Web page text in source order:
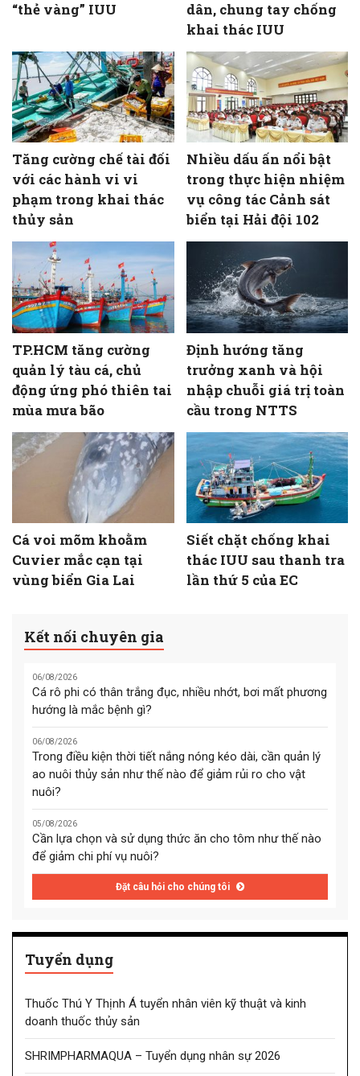
“thẻ vàng” IUU
dân, chung tay chống
khai thác IUU
Tăng cường chế tài đối
với các hành vi vi
phạm trong khai thác
thủy sản
Nhiều dấu ấn nổi bật
trong thực hiện nhiệm
vụ công tác Cảnh sát
biển tại Hải đội 102
TP.HCM tăng cường
quản lý tàu cá, chủ
động ứng phó thiên tai
mùa mưa bão
Định hướng tăng
trưởng xanh và hội
nhập chuỗi giá trị toàn
cầu trong NTTS
Cá voi mõm khoằm
Cuvier mắc cạn tại
vùng biển Gia Lai
Siết chặt chống khai
thác IUU sau thanh tra
lần thứ 5 của EC
Kết nối chuyên gia
06/08/2026
Cá rô phi có thân trắng đục, nhiều nhớt, bơi mất phương
hướng là mắc bệnh gì?
06/08/2026
Trong điều kiện thời tiết nắng nóng kéo dài, cần quản lý
ao nuôi thủy sản như thế nào để giảm rủi ro cho vật
nuôi?
05/08/2026
Cần lựa chọn và sử dụng thức ăn cho tôm như thế nào
để giảm chi phí vụ nuôi?
Đặt câu hỏi cho chúng tôi
Tuyển dụng
Thuốc Thú Y Thịnh Á tuyển nhân viên kỹ thuật và kinh
doanh thuốc thủy sản
SHRIMPHARMAQUA – Tuyển dụng nhân sự 2026